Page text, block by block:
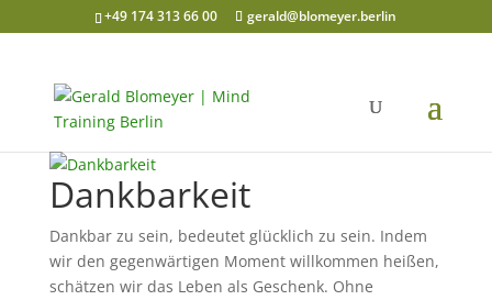
+49 174 313 66 00 gerald@blomeyer.berlin
Dankbarkeit
Dankbar zu sein, bedeutet glücklich zu sein. Indem
wir den gegenwärtigen Moment willkommen heißen,
schätzen wir das Leben als Geschenk. Ohne